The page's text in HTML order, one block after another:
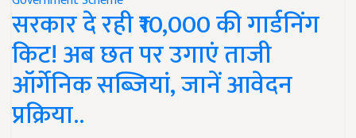
सरकार दे रही ₹10,000 की गार्डनिंग
किट! अब छत पर उगाएं ताजी
ऑर्गेनिक सब्जियां, जानें आवेदन
प्रक्रिया..